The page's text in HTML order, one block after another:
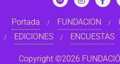
Portada FUNDACION
EDICIONES
ENCUESTAS
Copyright ©2026